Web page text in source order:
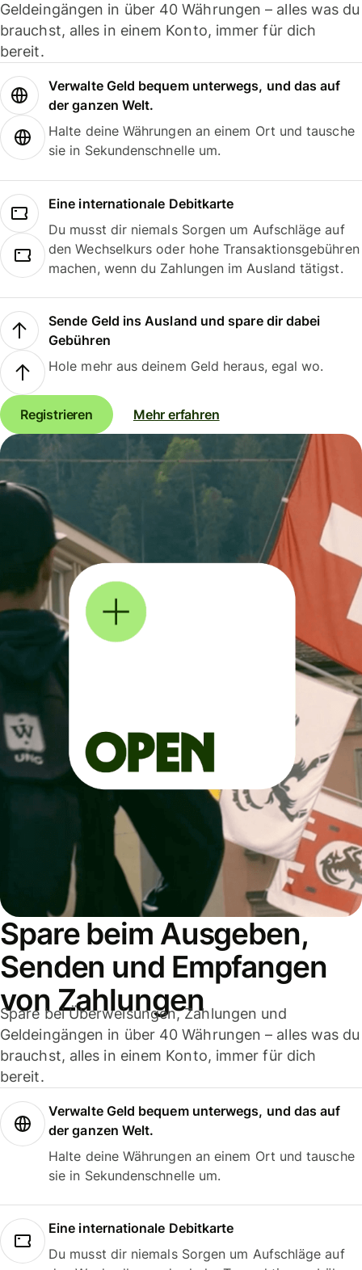
Geldeingängen in über 40 Währungen – alles was du
brauchst, alles in einem Konto, immer für dich
bereit.
Verwalte Geld bequem unterwegs, und das auf
der ganzen Welt.
Halte deine Währungen an einem Ort und tausche
sie in Sekundenschnelle um.
Eine internationale Debitkarte
Du musst dir niemals Sorgen um Aufschläge auf
den Wechselkurs oder hohe Transaktionsgebühren
machen, wenn du Zahlungen im Ausland tätigst.
Sende Geld ins Ausland und spare dir dabei
Gebühren
Hole mehr aus deinem Geld heraus, egal wo.
Registrieren Mehr erfahren
Spare beim Ausgeben,
Senden und Empfangen
von Zahlungen
Spare bei Überweisungen, Zahlungen und
Geldeingängen in über 40 Währungen – alles was du
brauchst, alles in einem Konto, immer für dich
bereit.
Verwalte Geld bequem unterwegs, und das auf
der ganzen Welt.
Halte deine Währungen an einem Ort und tausche
sie in Sekundenschnelle um.
Eine internationale Debitkarte
Du musst dir niemals Sorgen um Aufschläge auf